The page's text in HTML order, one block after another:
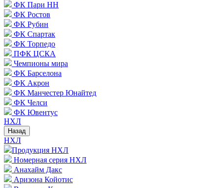
ФК Пари НН
ФК Ростов
ФК Рубин
ФК Спартак
ФК Торпедо
ПФК ЦСКА
Чемпионы мира
ФК Барселона
ФК Акрон
ФК Манчестер Юнайтед
ФК Челси
ФК Ювентус
НХЛ
Назад
НХЛ
Продукция НХЛ
Номерная серия НХЛ
Анахайм Дакс
Аризона Койотис